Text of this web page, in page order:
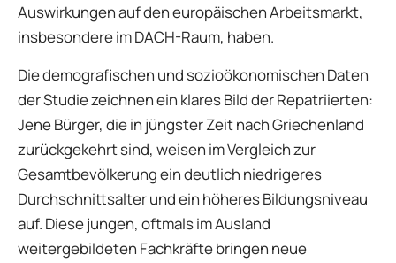
Auswirkungen auf den europäischen Arbeitsmarkt,
insbesondere im DACH-Raum, haben.
Die demografischen und sozioökonomischen Daten
der Studie zeichnen ein klares Bild der Repatriierten:
Jene Bürger, die in jüngster Zeit nach Griechenland
zurückgekehrt sind, weisen im Vergleich zur
Gesamtbevölkerung ein deutlich niedrigeres
Durchschnittsalter und ein höheres Bildungsniveau
auf. Diese jungen, oftmals im Ausland
weitergebildeten Fachkräfte bringen neue